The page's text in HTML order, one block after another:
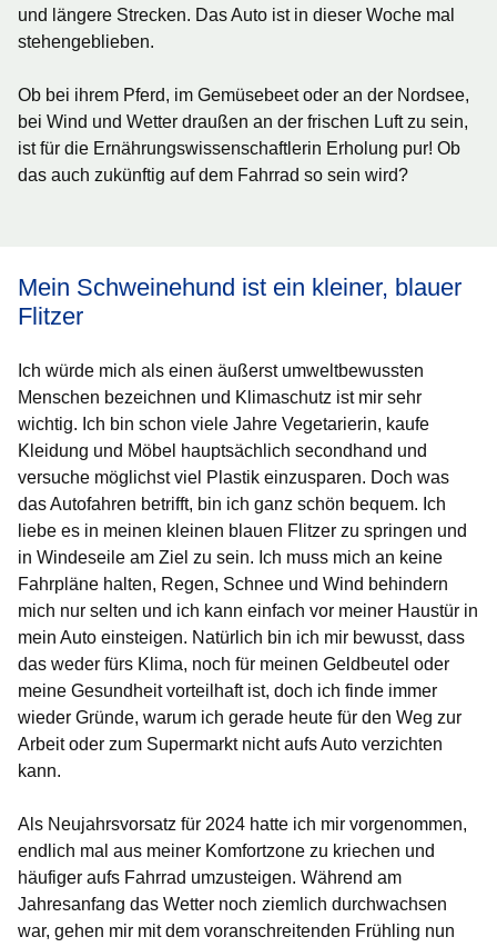
und längere Strecken. Das Auto ist in dieser Woche mal
stehengeblieben.
Ob bei ihrem Pferd, im Gemüsebeet oder an der Nordsee,
bei Wind und Wetter draußen an der frischen Luft zu sein,
ist für die Ernährungswissenschaftlerin Erholung pur! Ob
das auch zukünftig auf dem Fahrrad so sein wird?
Mein Schweinehund ist ein kleiner, blauer
Flitzer
Ich würde mich als einen äußerst umweltbewussten
Menschen bezeichnen und Klimaschutz ist mir sehr
wichtig. Ich bin schon viele Jahre Vegetarierin, kaufe
Kleidung und Möbel hauptsächlich secondhand und
versuche möglichst viel Plastik einzusparen. Doch was
das Autofahren betrifft, bin ich ganz schön bequem. Ich
liebe es in meinen kleinen blauen Flitzer zu springen und
in Windeseile am Ziel zu sein. Ich muss mich an keine
Fahrpläne halten, Regen, Schnee und Wind behindern
mich nur selten und ich kann einfach vor meiner Haustür in
mein Auto einsteigen. Natürlich bin ich mir bewusst, dass
das weder fürs Klima, noch für meinen Geldbeutel oder
meine Gesundheit vorteilhaft ist, doch ich finde immer
wieder Gründe, warum ich gerade heute für den Weg zur
Arbeit oder zum Supermarkt nicht aufs Auto verzichten
kann.
Als Neujahrsvorsatz für 2024 hatte ich mir vorgenommen,
endlich mal aus meiner Komfortzone zu kriechen und
häufiger aufs Fahrrad umzusteigen. Während am
Jahresanfang das Wetter noch ziemlich durchwachsen
war, gehen mir mit dem voranschreitenden Frühling nun